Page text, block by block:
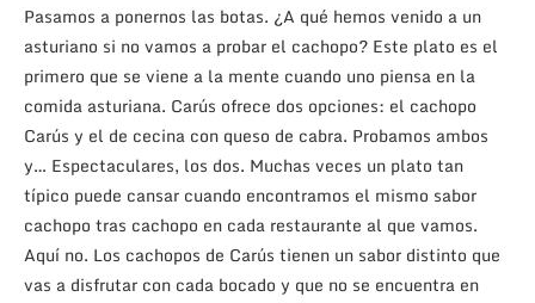
Pasamos a ponernos las botas. ¿A qué hemos venido a un
asturiano si no vamos a probar el cachopo? Este plato es el
primero que se viene a la mente cuando uno piensa en la
comida asturiana. Carús ofrece dos opciones: el cachopo
Carús y el de cecina con queso de cabra. Probamos ambos
y… Espectaculares, los dos. Muchas veces un plato tan
típico puede cansar cuando encontramos el mismo sabor
cachopo tras cachopo en cada restaurante al que vamos.
Aquí no. Los cachopos de Carús tienen un sabor distinto que
vas a disfrutar con cada bocado y que no se encuentra en